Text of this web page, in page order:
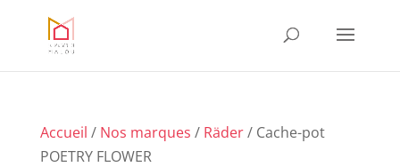
Accueil / Nos marques / Räder/ Cache-pot
POETRY FLOWER